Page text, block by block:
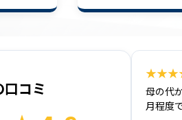
コミ
母の代
月程度